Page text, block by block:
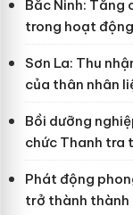
Bắc Ninh: Tăng
trong hoạt
Sơn La: Thu
của thân nhân
Bồi dưỡng
chức Thanh tra
Phát động
trở thành thành